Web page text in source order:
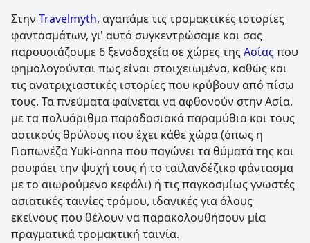
Στην Travelmyth, αγαπάμε τις τρομακτικές ιστορίες
φαντασμάτων, γι' αυτό συγκεντρώσαμε και σας
παρουσιάζουμε 6 ξενοδοχεία σε χώρες τηςΑσίαςπου
φημολογούνται πως είναι στοιχειωμένα, καθώς και
τις ανατριχιαστικές ιστορίες που κρύβουν από πίσω
τους. Τα πνεύματα φαίνεται να αφθονούν στην Ασία,
με τα πολυάριθμα παραδοσιακά παραμύθια και τους
αστικούς θρύλους που έχει κάθε χώρα (όπως η
Γιαπωνέζα Yuki-onna που παγώνει τα θύματά της και
ρουφάει την ψυχή τους ή το ταϊλανδέζικο φάντασμα
με το αιωρούμενο κεφάλι) ή τις παγκοσμίως γνωστές
ασιατικές ταινίες τρόμου, ιδανικές για όλους
εκείνους που θέλουν να παρακολουθήσουν μία
πραγματικά τρομακτική ταινία.